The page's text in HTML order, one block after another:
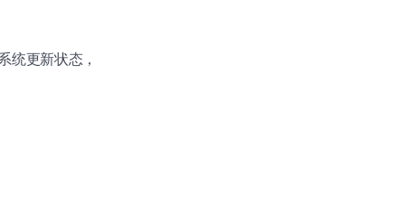
统更新状态，